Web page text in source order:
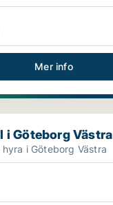
Mer info
Västra
i Göteborg Västra
i Göteborg Västra